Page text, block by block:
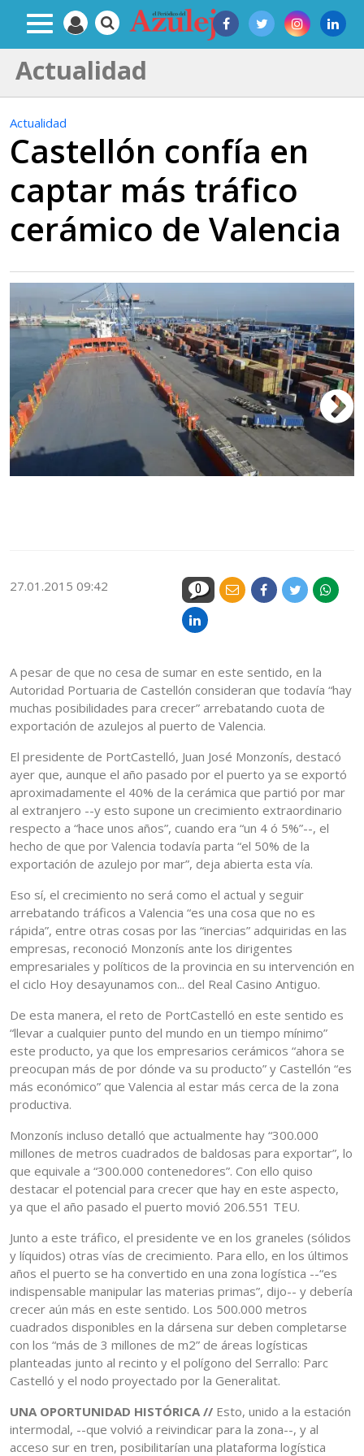
Actualidad
Actualidad
Castellón confía en
captar más tráfico
cerámico de Valencia
27.01.2015 09:42 0
A pesar de que no cesa de sumar en este sentido, en la
Autoridad Portuaria de Castellón consideran que todavía “hay
muchas posibilidades para crecer” arrebatando cuota de
exportación de azulejos al puerto de Valencia.
El presidente de PortCastelló, Juan José Monzonís, destacó
ayer que, aunque el año pasado por el puerto ya se exportó
aproximadamente el 40% de la cerámica que partió por mar
al extranjero --y esto supone un crecimiento extraordinario
respecto a “hace unos años”, cuando era “un 4 ó 5%”--, el
hecho de que por Valencia todavía parta “el 50% de la
exportación de azulejo por mar”, deja abierta esta vía.
Eso sí, el crecimiento no será como el actual y seguir
arrebatando tráficos a Valencia “es una cosa que no es
rápida”, entre otras cosas por las “inercias” adquiridas en las
empresas, reconoció Monzonís ante los dirigentes
empresariales y políticos de la provincia en su intervención en
el ciclo Hoy desayunamos con... del Real Casino Antiguo.
De esta manera, el reto de PortCastelló en este sentido es
“llevar a cualquier punto del mundo en un tiempo mínimo”
este producto, ya que los empresarios cerámicos “ahora se
preocupan más de por dónde va su producto” y Castellón “es
más económico” que Valencia al estar más cerca de la zona
productiva.
Monzonís incluso detalló que actualmente hay “300.000
millones de metros cuadrados de baldosas para exportar”, lo
que equivale a “300.000 contenedores”. Con ello quiso
destacar el potencial para crecer que hay en este aspecto,
ya que el año pasado el puerto movió 206.551 TEU.
Junto a este tráfico, el presidente ve en los graneles (sólidos
y líquidos) otras vías de crecimiento. Para ello, en los últimos
años el puerto se ha convertido en una zona logística --“es
indispensable manipular las materias primas”, dijo-- y debería
crecer aún más en este sentido. Los 500.000 metros
cuadrados disponibles en la dársena sur deben completarse
con los “más de 3 millones de m2” de áreas logísticas
planteadas junto al recinto y el polígono del Serrallo: Parc
Castelló y el nodo proyectado por la Generalitat.
UNA OPORTUNIDAD HISTÓRICA // Esto, unido a la estación
intermodal, --que volvió a reivindicar para la zona--, y al
acceso sur en tren, posibilitarían una plataforma logística